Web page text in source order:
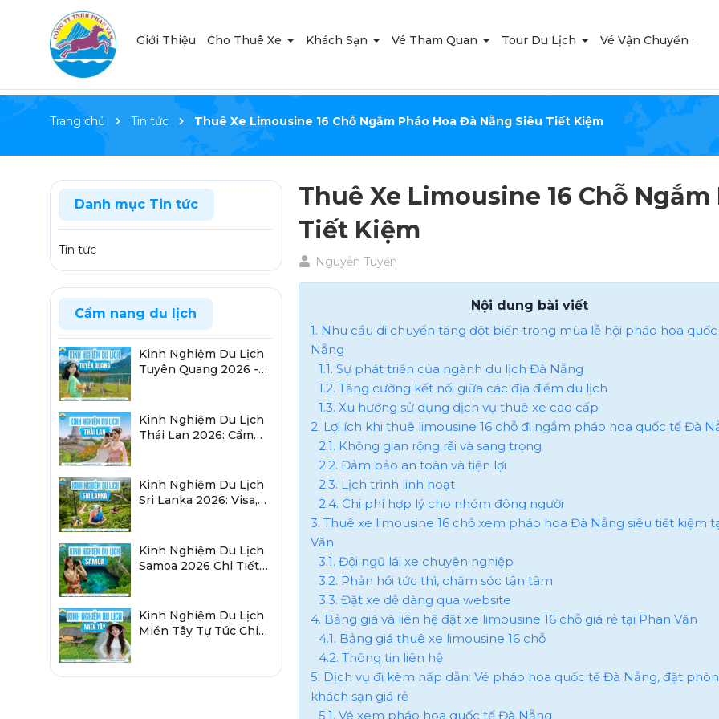
Giới Thiệu Cho Thuê Xe Khách Sạn Vé Tham Quan Tour Du Lịch Vé Vận Chuyển
Trang chủ Tin tức Thuê Xe Limousine 16 Chỗ Ngắm Pháo Hoa Đà Nẵng Siêu Tiết Kiệm
Thuê Xe Limousine 16 Chỗ
Tiết Kiệm
Nguyễn Tuyền
Nội dung bài viết
1. Nhu cầu di chuyển tăng đột biến trong mùa lễ hội pháo hoa
Nẵng
1.1. Sự phát triển của ngành du lịch Đà Nẵng
1.2. Tăng cường kết nối giữa các địa điểm du lịch
1.3. Xu hướng sử dụng dịch vụ thuê xe cao cấp
2. Lợi ích khi thuê limousine 16 chỗ đi ngắm pháo hoa quốc tế Đà
2.1. Không gian rộng rãi và sang trọng
2.2. Đảm bảo an toàn và tiện lợi
2.3. Lịch trình linh hoạt
2.4. Chi phí hợp lý cho nhóm đông người
3. Thuê xe limousine 16 chỗ xem pháo hoa Đà Nẵng siêu tiết kiệm
Văn
3.1. Đội ngũ lái xe chuyên nghiệp
3.2. Phản hồi tức thì, chăm sóc tận tâm
3.3. Đặt xe dễ dàng qua website
4. Bảng giá và liên hệ đặt xe limousine 16 chỗ giá rẻ tại Phan Văn
4.1. Bảng giá thuê xe limousine 16 chỗ
4.2. Thông tin liên hệ
5. Dịch vụ đi kèm hấp dẫn: Vé pháo hoa quốc tế Đà Nẵng, đặt
khách sạn giá rẻ
5.1. Vé xem pháo hoa quốc tế Đà Nẵng
Danh mục Tin tức
Tin tức
Cẩm nang du lịch
Kinh Nghiệm Du Lịch
Tuyên Quang 2026 -
Kinh Nghiệm Du Lịch
Thái Lan 2026: Cẩm
Kinh Nghiệm Du Lịch
Sri Lanka 2026: Visa,
Kinh Nghiệm Du Lịch
Samoa 2026 Chi Tiết
Kinh Nghiệm Du Lịch
Miền Tây Tự Túc Chi